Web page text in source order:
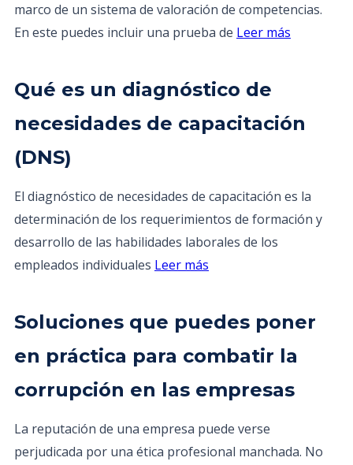
marco de un sistema de valoración de competencias.
En este puedes incluir una prueba de Leer más
Qué es un diagnóstico de
necesidades de capacitación
(DNS)
El diagnóstico de necesidades de capacitación es la
determinación de los requerimientos de formación y
desarrollo de las habilidades laborales de los
empleados individuales Leer más
Soluciones que puedes poner
en práctica para combatir la
corrupción en las empresas
La reputación de una empresa puede verse
perjudicada por una ética profesional manchada. No